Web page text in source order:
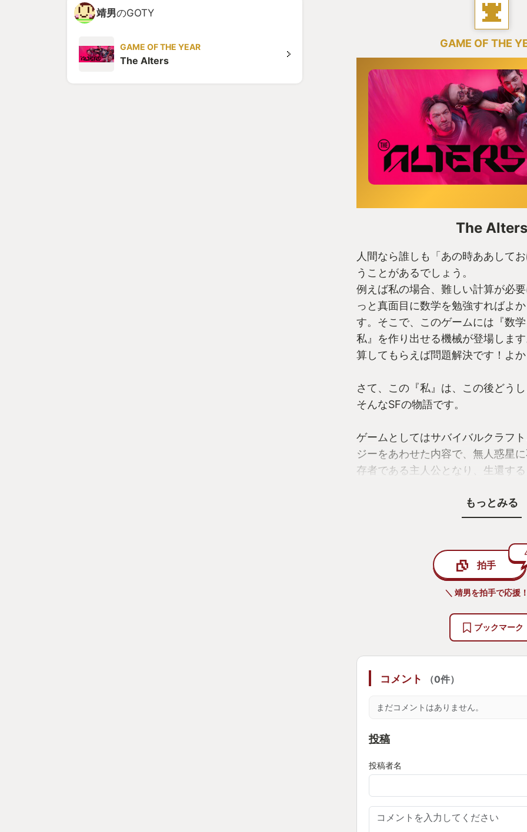
靖男のGOTY
GAME OF THE YEAR
The Alters
GAME OF THE
The Alters
人間なら誰しも「あの時ああして
うことがあるでしょう。
例えば私の場合、難しい計算が必
っと真面目に数学を勉強すればよ
す。そこで、このゲームには『数
私』を作り出せる機械が登場しま
算してもらえば問題解決です！よか
さて、この『私』は、この後どうし
そんなSFの物語です。
ゲームとしてはサバイバルクラフ
ジーをあわせた内容で、無人惑星
存者である主人公となり、生還する
回収し、様々なスキルを持った『
他人であるため、主人公への反発
ウマ、作られた存在であることへ
り、それぞれの『自分』と関わる
私はストラテジーやシミュレーシ
たキャラクターに感情移入するこ
かったように思います。主人公と
とはできるのですが、それ以外の
しかし、このゲームに出てくるの
の人生が掘り下げられると他のキ
ーツが見えてきたりして理解が進
そして、ある意味で親兄弟よりも
もっとみる
拍手
＼ 靖男を拍手で応援
ブックマーク
コメント （0件）
まだコメントはありません。
投稿
投稿者名